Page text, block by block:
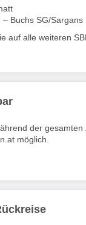
Buchs SG/Sargans
auf alle weiteren
der
möglich.